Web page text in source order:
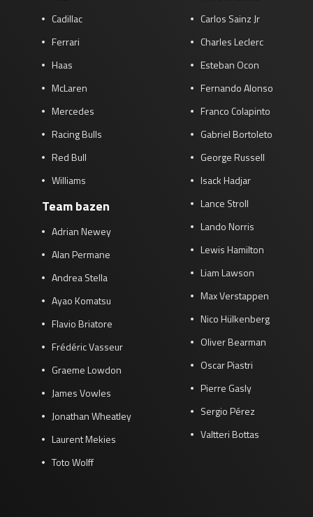
Cadillac
Ferrari
Haas
McLaren
Mercedes
Racing Bulls
Red Bull
Williams
Team bazen
Adrian Newey
Alan Permane
Andrea Stella
Ayao Komatsu
Flavio Briatore
Frédéric Vasseur
Graeme Lowdon
James Vowles
Jonathan Wheatley
Laurent Mekies
Toto Wolff
Carlos Sainz Jr
Charles Leclerc
Esteban Ocon
Fernando Alonso
Franco Colapinto
Gabriel Bortoleto
George Russell
Isack Hadjar
Lance Stroll
Lando Norris
Lewis Hamilton
Liam Lawson
Max Verstappen
Nico Hülkenberg
Oliver Bearman
Oscar Piastri
Pierre Gasly
Sergio Pérez
Valtteri Bottas